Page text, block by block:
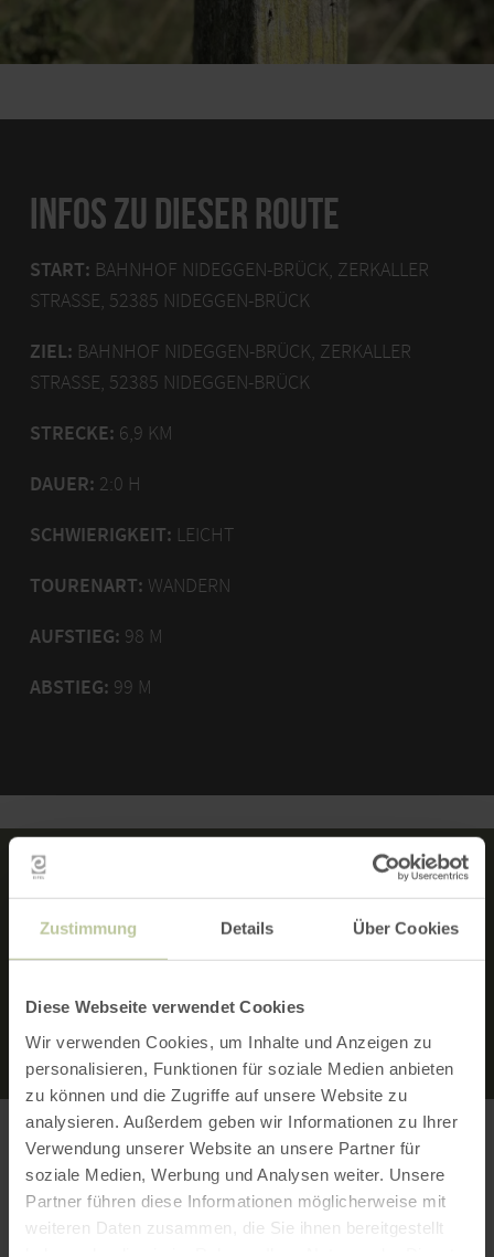
Zustimmung Details Über Cookies
Diese Webseite verwendet Cookies
Wir verwenden Cookies, um Inhalte und Anzeigen zu
personalisieren, Funktionen für soziale Medien anbieten
zu können und die Zugriffe auf unsere Website zu
analysieren. Außerdem geben wir Informationen zu Ihrer
Verwendung unserer Website an unsere Partner für
soziale Medien, Werbung und Analysen weiter. Unsere
Partner führen diese Informationen möglicherweise mit
weiteren Daten zusammen, die Sie ihnen bereitgestellt
INFOS ZU DIESER ROUTE
START: BAHNHOF NIDEGGEN-BRÜCK, ZERKALLER
STRASSE, 52385 NIDEGGEN-BRÜCK
ZIEL: BAHNHOF NIDEGGEN-BRÜCK, ZERKALLER
STRASSE, 52385 NIDEGGEN-BRÜCK
STRECKE: 6,9 KM
DAUER: 2:0 H
SCHWIERIGKEIT: LEICHT
TOURENART: WANDERN
AUFSTIEG: 98 M
ABSTIEG: 99 M
MERKMALE:
Erreichbarkeit ÖPNV
Mit der Rurtalbahn erreichbar:Haltestelle